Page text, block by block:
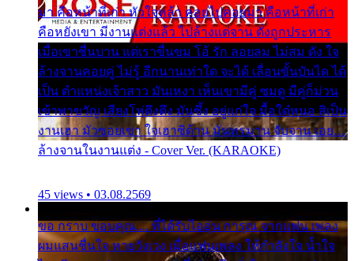
มา คือหน้าที่เก่า หัวใจหล้า คอยไปคอยมา คือหน้าที่เก่า
คือหยังเขา มีงานแต่งแล้ว ไปล้างแต่จาน ดั่งถูกประหาร
เมื่อเขาชื่นบาน แต่เราขื่นขม โอ้ รัก ลอยลม ไม่สม ดัง ใจ
ล้างจานคอยคู่ ไม่รู้ อีกนานเท่าใด จะได้ เลื่อนขั้นบันได ได้
เป็น ตำแหน่งเจ้าสาว มันเหงา เห็นเขามีคู่ ซมดู มีคู่ก็ม่วน
เข้าพาขวัญ เสียงโห่ตึงตึง มันซึ้ง อยู่แก่ใจ มื้อใด๋หนอ สิเป็น
งานเฮา มัวซอยเขา ใจเฮาซิด้าน มันทรมาน จับจาน เอย…
ล้างจานในงานแต่ง - Cover Ver. (KARAOKE)
45 views • 03.08.2569
ขอ กราบ ขอบคุณ.... ที่ได้รับไออุ่น การุณ จากแฟน เพลง
ผมแสนชื่นใจ หายวังเวง เมื่อแฟนเพลง ให้กำลังใจ น้ำใจ